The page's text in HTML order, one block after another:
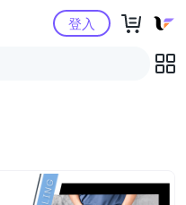
購物中心登入